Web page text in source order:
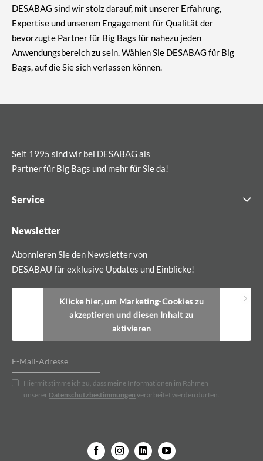
DESABAG sind wir stolz darauf, mit unserer Erfahrung,
Expertise und unserem Engagement für Qualität der
bevorzugte Partner für Big Bags für nahezu jeden
Anwendungsbereich zu sein. Wählen Sie DESABAG für Big
Bags, auf die Sie sich verlassen können.
Seit 1995 sind wir bei DESABAG als
Partner für Big Bags und mehr für Sie da!
Service
Newsletter
Abonnieren Sie den Newsletter von
DESABAU für exklusive Updates und Einblicke!
Klicke hier, um Marketing-Cookies zu
akzeptieren und diesen Inhalt zu
aktivieren
Hiermit stimme ich zu, dass meine Informationen im Rahmen
unserer Datenschutzbestimmungen verarbeitet werden dürfen.